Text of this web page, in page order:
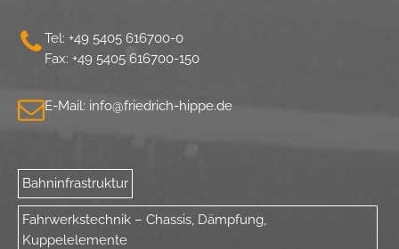
Tel: +49 5405 616700-0
Fax: +49 5405 616700-150
E-Mail: info@friedrich-hippe.de
Bahninfrastruktur
Fahrwerkstechnik – Chassis, Dämpfung,
Kuppelelemente